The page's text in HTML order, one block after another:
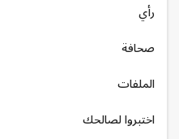
رأي
صحافة
الملفات
اختبروا لصالحك